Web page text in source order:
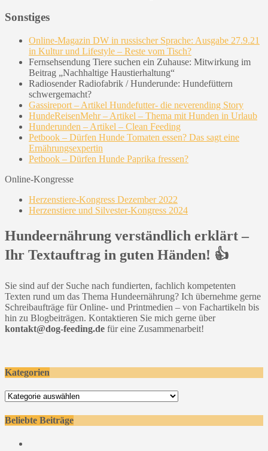
Sonstiges
Online-Magazin DW in russischer Sprache: Ausgabe 27.9.21
in Kultur und Lifestyle – Reste vom Tisch?
Fernsehsendung Tiere suchen ein Zuhause: Mitwirkung im
Beitrag „Nachhaltige Haustierhaltung“
Radiosender Radiofabrik / Hunderunde: Hundefüttern
schwergemacht?
Gassireport – Artikel Hundefutter- die neverending Story
HundeReisenMehr – Artikel – Thema mit Hunden in Urlaub
Hunderunden – Artikel – Clean Feeding
Petbook – Dürfen Hunde Tomaten essen? Das sagt eine
Ernährungsexpertin
Petbook – Dürfen Hunde Paprika fressen?
Online-Kongresse
Herzenstiere-Kongress Dezember 2022
Herzenstiere und Silvester-Kongress 2024
Hundeernährung verständlich erklärt –
Ihr Textauftrag in guten Händen! 👍
Sie sind auf der Suche nach fundierten, fachlich kompetenten
Texten rund um das Thema Hundeernährung? Ich übernehme gerne
Schreibaufträge für Online- und Printmedien – von Fachartikeln bis
hin zu Blogbeiträgen. Kontaktieren Sie mich gerne über
kontakt@dog-feeding.de für eine Zusammenarbeit!
Kategorien
Kategorien
Beliebte Beiträge